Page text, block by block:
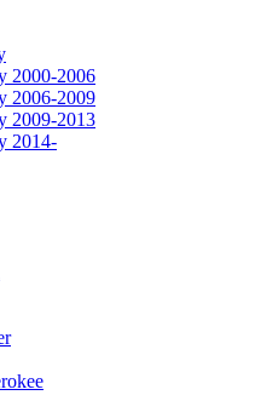
2000-2006
2006-2009
2009-2013
2014-